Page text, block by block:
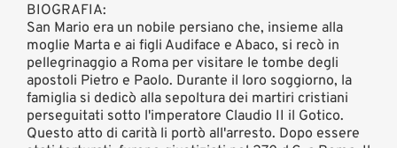
BIOGRAFIA:
San Mario era un nobile persiano che, insieme alla
moglie Marta e ai figli Audiface e Abaco, si recò in
pellegrinaggio a Roma per visitare le tombe degli
apostoli Pietro e Paolo. Durante il loro soggiorno, la
famiglia si dedicò alla sepoltura dei martiri cristiani
perseguitati sotto l'imperatore Claudio II il Gotico.
Questo atto di carità li portò all'arresto. Dopo essere